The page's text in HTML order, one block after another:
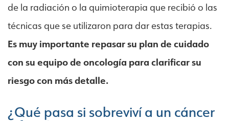
de la radiación o la quimioterapia que recibió o las
técnicas que se utilizaron para dar estas terapias.
Es muy importante repasar su plan de cuidado
con su equipo de oncología para clarificar su
riesgo con más detalle.
¿Qué pasa si sobreviví a un cáncer